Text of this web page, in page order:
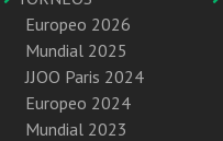
Europeo 2026
Mundial 2025
JJOO Paris 2024
Europeo 2024
Mundial 2023